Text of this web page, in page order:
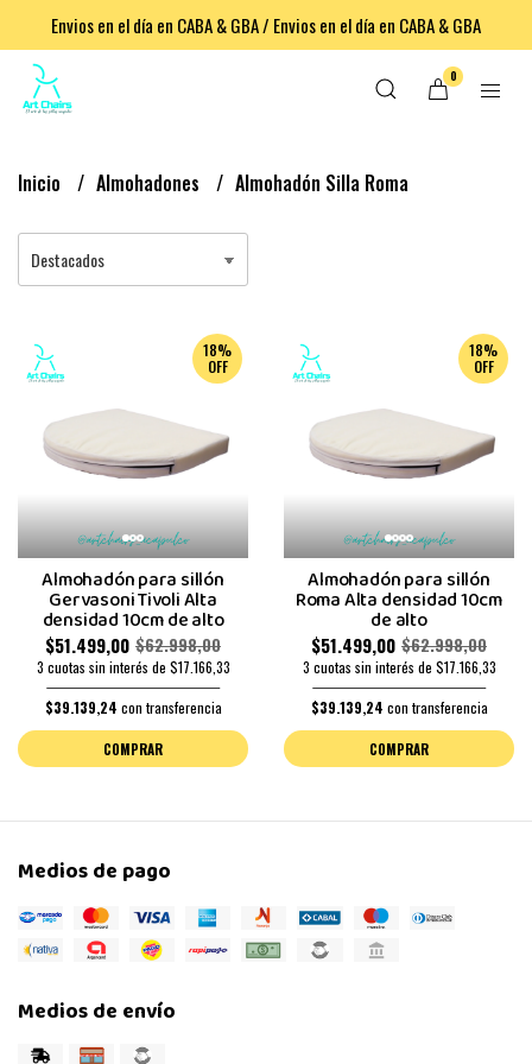
Envios en el día en CABA & GBA / Envios en el día en CABA & GBA
0
Inicio Almohadones Almohadón Silla Roma
18%
OFF
Almohadón para sillón
Gervasoni Tivoli Alta
densidad 10cm de alto
$51.499,00 $62.998,00
3 cuotas sin interés de $17.166,33
$39.139,24 con transferencia
COMPRAR
18%
OFF
Almohadón para sillón
Roma Alta densidad 10cm
de alto
$51.499,00 $62.998,00
3 cuotas sin interés de $17.166,33
$39.139,24 con transferencia
COMPRAR
Medios de pago
Medios de envío